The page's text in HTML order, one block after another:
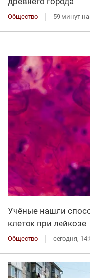
Общество 59 минут
Учёные нашли
клеток при лейкозе
Общество сегодня,